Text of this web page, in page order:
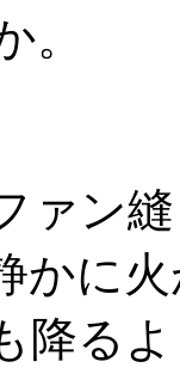
。
ン縫
に火
るよ